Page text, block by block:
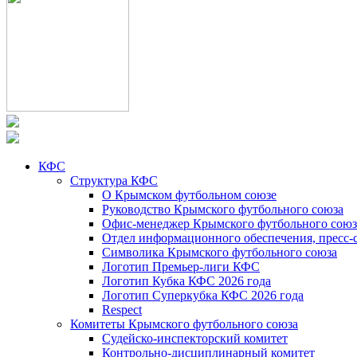
КФС
Структура КФС
О Крымском футбольном союзе
Руководство Крымского футбольного союза
Офис-менеджер Крымского футбольного
Отдел информационного обеспечения, пресс-
Символика Крымского футбольного союза
Логотип Премьер-лиги КФС
Логотип Кубка КФС 2026 года
Логотип Суперкубка КФС 2026 года
Respect
Комитеты Крымского футбольного союза
Судейско-инспекторский комитет
Контрольно-дисциплинарный комитет